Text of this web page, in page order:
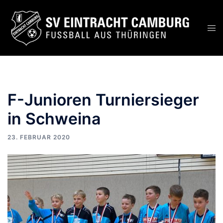
Inhalt
springen
F-Junioren Turniersieger
in Schweina
23. FEBRUAR 2020